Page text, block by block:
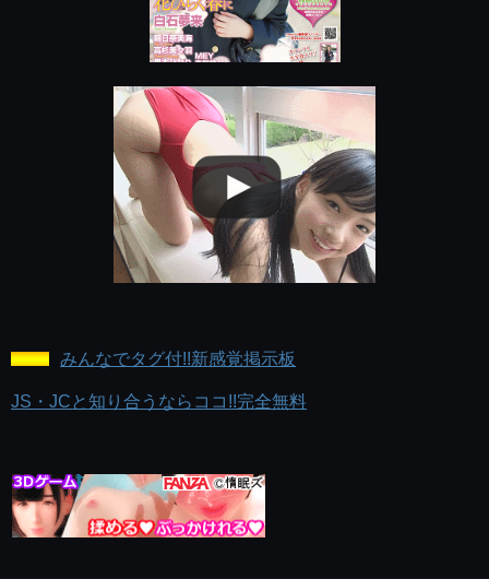
みんなでタグ付!!新感覚掲示板
JS・JCと知り合うならココ!!完全無料